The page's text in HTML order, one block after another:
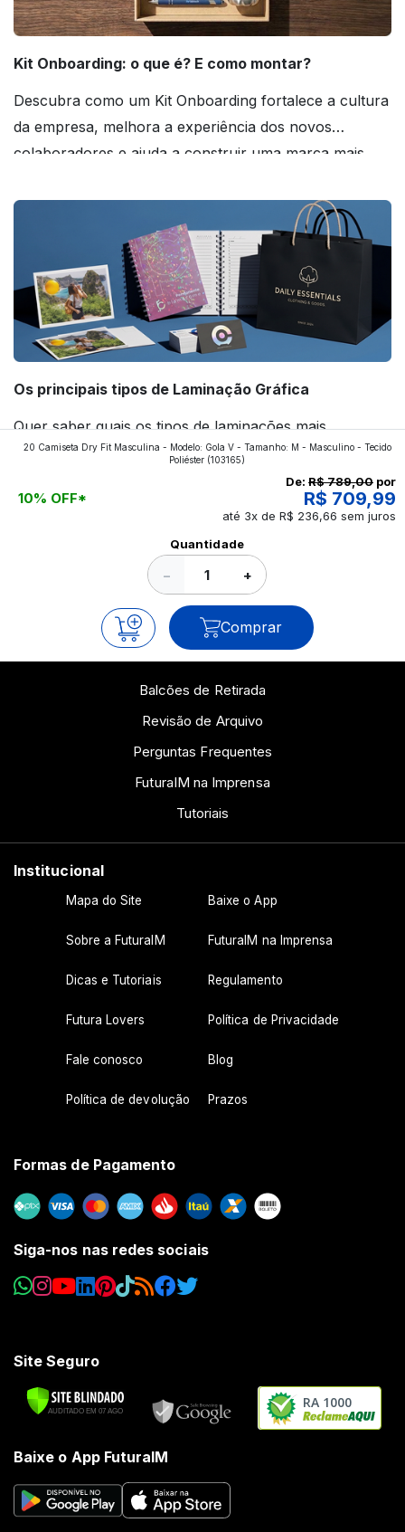
Kit Onboarding: o que é? E como montar?
Descubra como um Kit Onboarding fortalece a cultura
da empresa, melhora a experiência dos novos
colaboradores e ajuda a construir uma marca mais
Os principais tipos de Laminação Gráfica
Quer saber quais os tipos de laminações mais
aplicados nos impressos da gráfica FuturaIM? Então,
continue a leitura que vamos revelar para você!
20 Camiseta Dry Fit Masculina - Modelo: Gola V - Tamanho: M - Masculino - Tecido
Poliéster (103165)
10% OFF*
De: R$ 789,00 por
R$ 709,99
até 3x de R$ 236,66 sem juros
Quantidade
− +
Comprar
Balcões de Retirada
Revisão de Arquivo
Perguntas Frequentes
FuturaIM na Imprensa
Tutoriais
Institucional
Mapa do Site Baixe o App
Sobre a FuturaIM FuturaIM na Imprensa
Dicas e Tutoriais Regulamento
Futura Lovers Política de Privacidade
Fale conosco Blog
Política de devolução Prazos
Formas de Pagamento
Siga-nos nas redes sociais
Site Seguro
RA 1000
Baixe o App FuturaIM